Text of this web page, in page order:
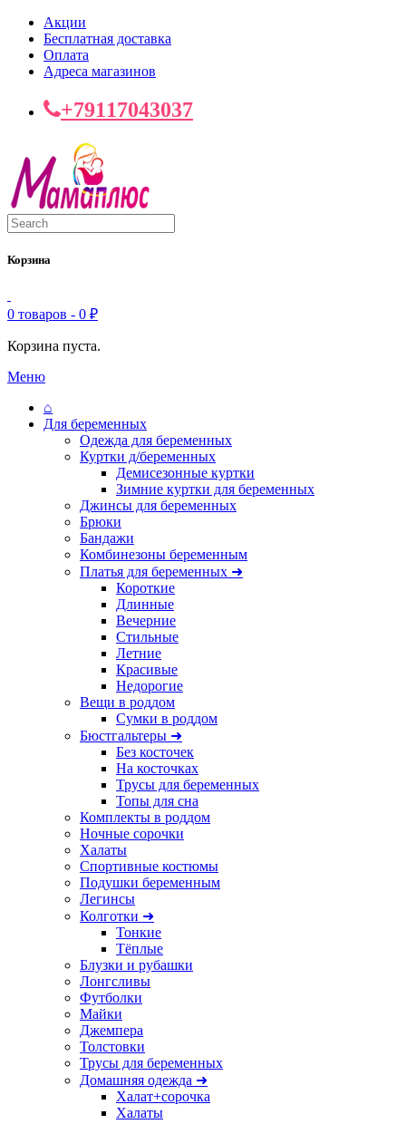
Акции
Бесплатная доставка
Оплата
Адреса магазинов
+79117043037
Корзина
0 товаров - 0 ₽
Корзина пуста.
Меню
⌂
Для беременных
Одежда для беременных
Куртки д/беременных
Демисезонные куртки
Зимние куртки для беременных
Джинсы для беременных
Брюки
Бандажи
Комбинезоны беременным
Платья для беременных ➜
Короткие
Длинные
Вечерние
Стильные
Летние
Красивые
Недорогие
Вещи в роддом
Сумки в роддом
Бюстгальтеры ➜
Без косточек
На косточках
Трусы для беременных
Топы для сна
Комплекты в роддом
Ночные сорочки
Халаты
Спортивные костюмы
Подушки беременным
Легинсы
Колготки ➜
Тонкие
Тёплые
Блузки и рубашки
Лонгсливы
Футболки
Майки
Джемпера
Толстовки
Трусы для беременных
Домашняя одежда ➜
Халат+сорочка
Халаты